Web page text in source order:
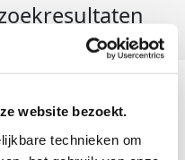
website bezoekt.
technieken om